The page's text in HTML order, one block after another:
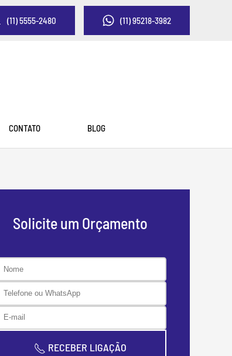
(11) 5555-2480 (11) 95218-3982
CONTATO BLOG
Solicite um Orçamento
RECEBER LIGAÇÃO